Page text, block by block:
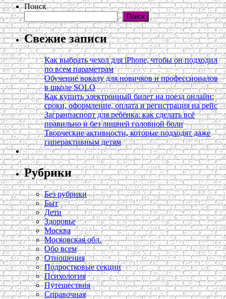
Поиск
Поиск
Свежие записи
Как выбрать чехол для iPhone, чтобы он подходил
по всем параметрам
Обучение вокалу для новичков и профессионалов
в школе SOLO
Как купить электронный билет на поезд онлайн:
сроки, оформление, оплата и регистрация на рейс
Загранпаспорт для ребёнка: как сделать всё
правильно и без лишней головной боли
Творческие активности, которые подходят даже
гиперактивным детям
Рубрики
Без рубрики
Быт
Дети
Здоровье
Москва
Московская обл.
Обо всем
Отношения
Подростковые секции
Психология
Путешествия
Справочная